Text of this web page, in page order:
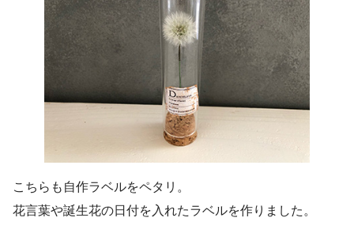
こちらも自作ラベルをペタリ。
花言葉や誕生花の日付を入れたラベルを作りました。